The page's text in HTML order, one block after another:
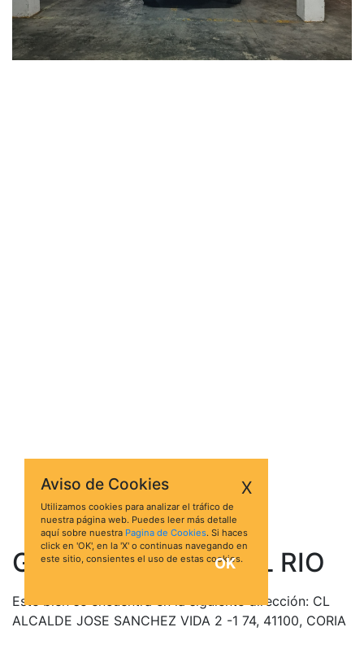
Aviso de Cookies X
Utilizamos cookies para analizar el tráfico de
nuestra página web. Puedes leer más detalle
aquí sobre nuestra Pagina de Cookies. Si haces
click en 'OK', en la 'X' o continuas navegando en
este sitio, consientes el uso de estas cookies.
OK
Garaje en CORIA DEL RIO
Este bien se encuentra en la siguiente dirección: CL
ALCALDE JOSE SANCHEZ VIDA 2 -1 74, 41100, CORIA